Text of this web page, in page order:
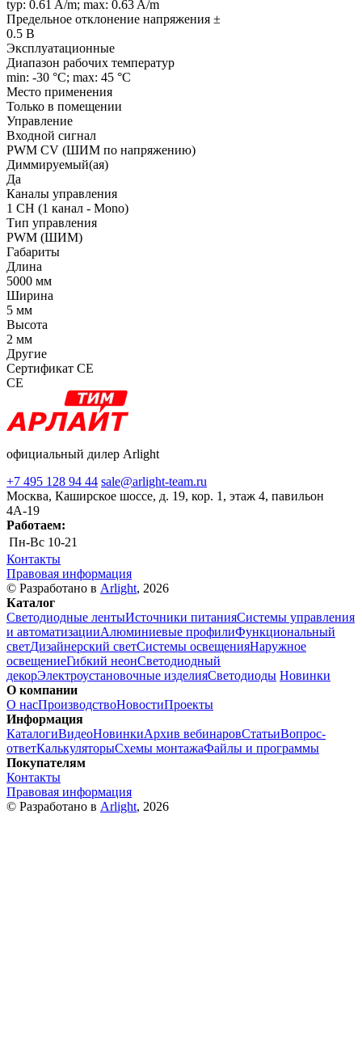
typ: 0.61 A/m; max: 0.63 A/m
Предельное отклонение напряжения ±
0.5 В
Эксплуатационные
Диапазон рабочих температур
min: -30 °C; max: 45 °C
Место применения
Только в помещении
Управление
Входной сигнал
PWM СV (ШИМ по напряжению)
Диммируемый(ая)
Да
Каналы управления
1 CH (1 канал - Mono)
Тип управления
PWM (ШИМ)
Габариты
Длина
5000 мм
Ширина
5 мм
Высота
2 мм
Другие
Сертификат CE
CE
официальный дилер Arlight
+7 495 128 94 44 sale@arlight-team.ru
Москва, Каширское шоссе, д. 19, кор. 1, этаж 4, павильон
4А-19
Работаем:
Пн-Вс 10-21
Контакты
Правовая информация
© Разработано в Arlight, 2026
Каталог
Светодиодные лентыИсточники питанияСистемы управления
и автоматизацииАлюминиевые профилиФункциональный
светДизайнерский светСистемы освещенияНаружное
освещениеГибкий неонСветодиодный
декорЭлектроустановочные изделияСветодиоды Новинки
О компании
О насПроизводствоНовостиПроекты
Информация
КаталогиВидеоНовинкиАрхив вебинаровСтатьиВопрос-
ответКалькуляторыСхемы монтажаФайлы и программы
Покупателям
Контакты
Правовая информация
© Разработано в Arlight, 2026